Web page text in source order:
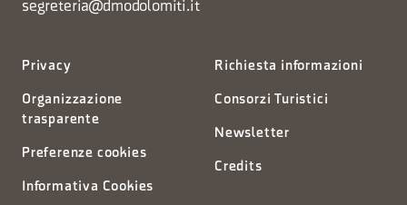
segreteria@dmodolomiti.it
Privacy
Organizzazione
trasparente
Preferenze cookies
Informativa Cookies
Richiesta informazioni
Consorzi Turistici
Newsletter
Credits